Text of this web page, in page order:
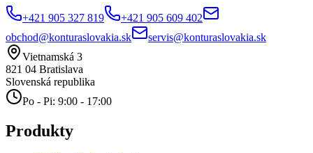
+421 905 327 819
+421 905 609 402
obchod@konturaslovakia.sk
servis@konturaslovakia.sk
Vietnamská 3
821 04 Bratislava
Slovenská republika
Po - Pi: 9:00 - 17:00
Produkty